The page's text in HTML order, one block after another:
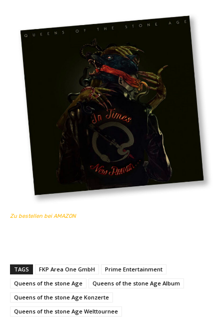
Zu bestellen bei AMAZON
TAGS FKP Area One GmbH
Prime Entertainment
Queens of the stone Age
Queens of the stone Age Album
Queens of the stone Age Konzerte
Queens of the stone Age Welttournee